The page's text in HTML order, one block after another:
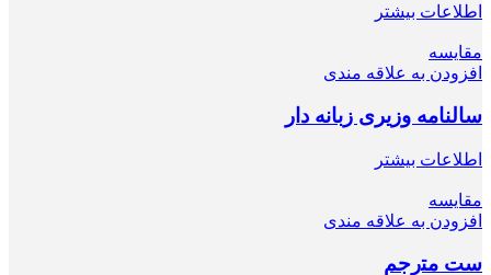
اطلاعات بیشتر
مقایسه
افزودن به علاقه مندی
سالنامه وزیری زبانه دار
اطلاعات بیشتر
مقایسه
افزودن به علاقه مندی
ﺳﺖ ﻣﺘرﺟﻢ